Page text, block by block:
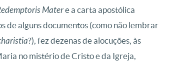
Matere a carta apostólica
de alguns documentos (como não lembrar
?), fez dezenas de alocuções, às
no mistério de Cristo e da Igreja,